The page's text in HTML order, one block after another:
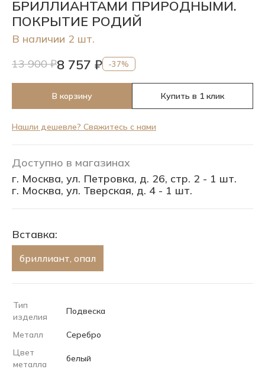
БРИЛЛИАНТАМИ ПРИРОДНЫМИ.
ПОКРЫТИЕ РОДИЙ
В наличии 2 шт.
13 900 ₽8 757 ₽ -37%
В корзину Купить в 1 клик
Нашли дешевле? Свяжитесь с нами
Доступно в магазинах
г. Москва, ул. Петровка, д. 26, стр. 2 - 1 шт.
г. Москва, ул. Тверская, д. 4 - 1 шт.
Вставка:
бриллиант, опал
Тип
изделия
Подвеска
Металл
Серебро
Цвет
металла
белый